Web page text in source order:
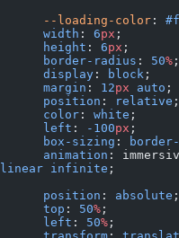
      --loading-color
:
      width
: 6px ;
      height
: 6px ;
      border-radius
: 50% ;
      display
: block ;
      margin
: 12px auto ;
      position
: relative ;
      color
: white ;
      left
: -100px ;
      box-sizing
:
      animation
:
linear infinite ;
      position
: absolute ;
      top
: 50% ;
      left
: 50% ;